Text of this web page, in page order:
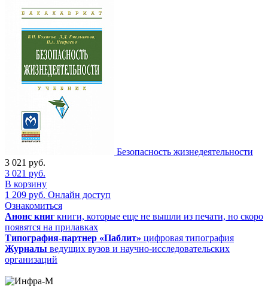
Безопасность жизнедеятельности
3 021 руб.
3 021 руб.
В корзину
1 209 руб. Онлайн доступ
Ознакомиться
Анонс книг книги, которые еще не вышли из печати, но скоро
появятся на прилавках
Типография-партнер «Паблит» цифровая типография
Журналы ведущих вузов и научно-исследовательских
организаций